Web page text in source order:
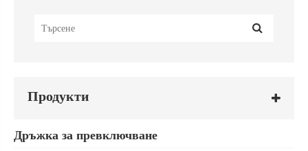
Продукти
Дръжка за превключване